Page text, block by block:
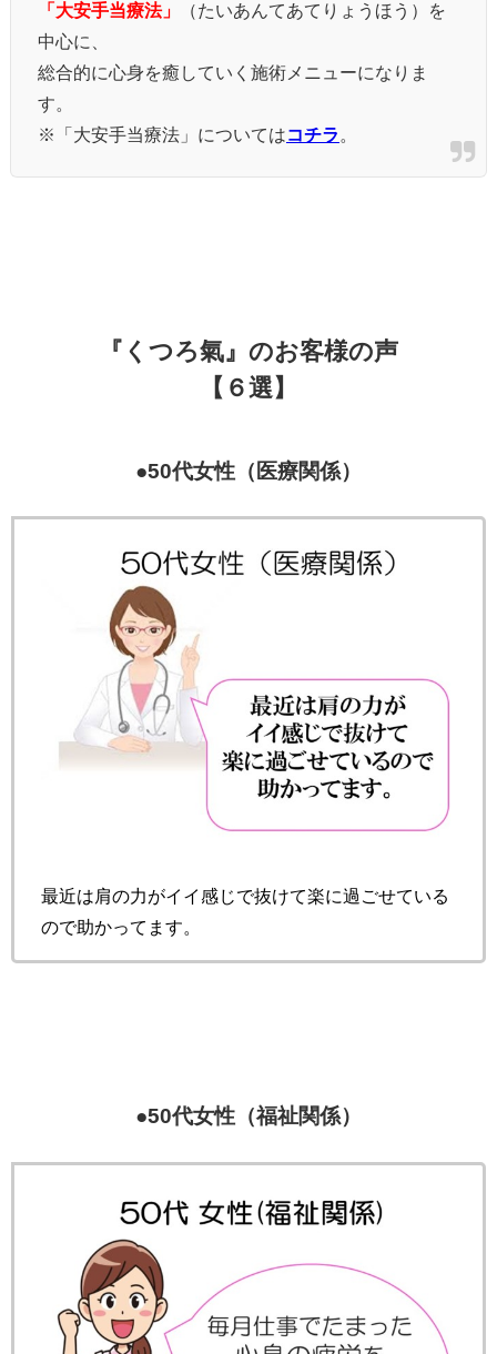
「大安手当療法」
（たいあんてあてりょうほう）を
中心に、
総合的に心身を癒していく施術メニューになりま
す。
※「大安手当療法」についてはコチラ
『くつろ氣』のお客様の声
【６選】
●50代女性（医療関係）
最近は肩の力がイイ感じで抜けて楽に過ごせている
ので助かってます。
●50代女性（福祉関係）